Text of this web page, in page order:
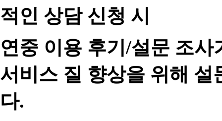
적인 상담 신청 시
연중 이용 후기/설문 조
서비스 질 향상을 위해
다.